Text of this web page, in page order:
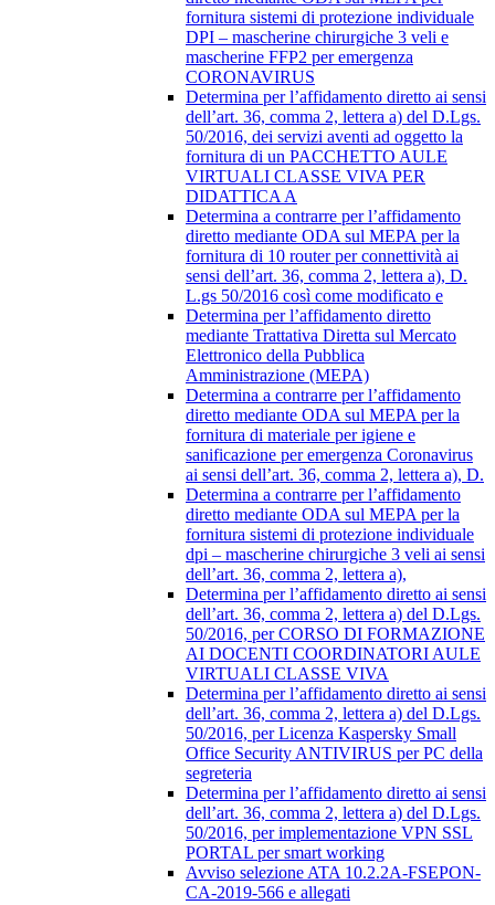
fornitura sistemi di protezione individuale
DPI – mascherine chirurgiche 3 veli e
mascherine FFP2 per emergenza
CORONAVIRUS
Determina per l’affidamento diretto ai sensi
dell’art. 36, comma 2, lettera a) del D.Lgs.
50/2016, dei servizi aventi ad oggetto la
fornitura di un PACCHETTO AULE
VIRTUALI CLASSE VIVA PER
DIDATTICA A
Determina a contrarre per l’affidamento
diretto mediante ODA sul MEPA per la
fornitura di 10 router per connettività ai
sensi dell’art. 36, comma 2, lettera a), D.
L.gs 50/2016 così come modificato e
Determina per l’affidamento diretto
mediante Trattativa Diretta sul Mercato
Elettronico della Pubblica
Amministrazione (MEPA)
Determina a contrarre per l’affidamento
diretto mediante ODA sul MEPA per la
fornitura di materiale per igiene e
sanificazione per emergenza Coronavirus
ai sensi dell’art. 36, comma 2, lettera a), D.
Determina a contrarre per l’affidamento
diretto mediante ODA sul MEPA per la
fornitura sistemi di protezione individuale
dpi – mascherine chirurgiche 3 veli ai sensi
dell’art. 36, comma 2, lettera a),
Determina per l’affidamento diretto ai sensi
dell’art. 36, comma 2, lettera a) del D.Lgs.
50/2016, per CORSO DI FORMAZIONE
AI DOCENTI COORDINATORI AULE
VIRTUALI CLASSE VIVA
Determina per l’affidamento diretto ai sensi
dell’art. 36, comma 2, lettera a) del D.Lgs.
50/2016, per Licenza Kaspersky Small
Office Security ANTIVIRUS per PC della
segreteria
Determina per l’affidamento diretto ai sensi
dell’art. 36, comma 2, lettera a) del D.Lgs.
50/2016, per implementazione VPN SSL
PORTAL per smart working
Avviso selezione ATA 10.2.2A-FSEPON-
CA-2019-566 e allegati